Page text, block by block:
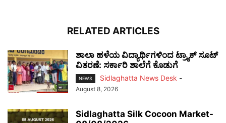
RELATED ARTICLES
ಶಾಲಾ ಹಳೆಯ ವಿದ್ಯಾರ್ಥಿಗಳಿಂದ ಟ್ರ್ಯಾಕ್‌ ಸೂಟ್
ವಿತರಣೆ: ಸರ್ಕಾರಿ ಶಾಲೆಗೆ ಕೊಡುಗೆ
NEWS Sidlaghatta News Desk -
August 8, 2026
Sidlaghatta Silk Cocoon Market-